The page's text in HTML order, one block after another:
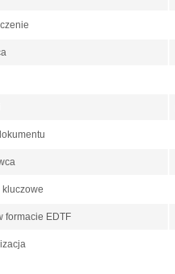
kluczowe
formacie EDTF